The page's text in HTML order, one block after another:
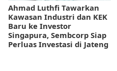
Ahmad Luthfi Tawarkan
Kawasan Industri dan KEK
Baru ke Investor
Singapura, Sembcorp Siap
Perluas Investasi di Jateng